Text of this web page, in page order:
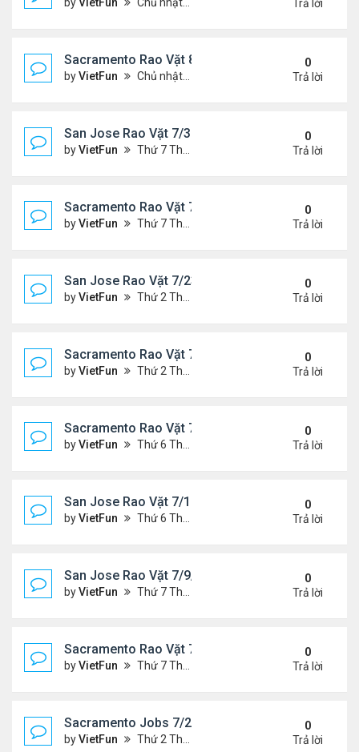
Trả lời
Sacramento Rao Vặt 8/6/21- 8/13/21
byVietFun Chủ nhật Tháng 8 08, 2021 6:15 pm
0
Trả lời
San Jose Rao Vặt 7/30/21- 8/6/21
byVietFun Thứ 7 Tháng 7 31, 2021 10:31 am
0
Trả lời
Sacramento Rao Vặt 7/30/21- 8/6/21
byVietFun Thứ 7 Tháng 7 31, 2021 10:22 am
0
Trả lời
San Jose Rao Vặt 7/23/21- 7/30/21
byVietFun Thứ 2 Tháng 7 26, 2021 4:19 pm
0
Trả lời
Sacramento Rao Vặt 7/23/21- 7/30/21
byVietFun Thứ 2 Tháng 7 26, 2021 4:13 pm
0
Trả lời
Sacramento Rao Vặt 7/16/21- 7/23/21
byVietFun Thứ 6 Tháng 7 16, 2021 10:33 am
0
Trả lời
San Jose Rao Vặt 7/16/21- 7/23/21
byVietFun Thứ 6 Tháng 7 16, 2021 10:25 am
0
Trả lời
San Jose Rao Vặt 7/9/21- 7/16/21
byVietFun Thứ 7 Tháng 7 10, 2021 9:58 am
0
Trả lời
Sacramento Rao Vặt 7/9/21- 7/16/21
byVietFun Thứ 7 Tháng 7 10, 2021 9:47 am
0
Trả lời
Sacramento Jobs 7/2/21- 7/9/21
byVietFun Thứ 2 Tháng 7 05, 2021 2:52 pm
0
Trả lời